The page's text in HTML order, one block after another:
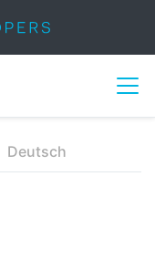
Deutsch